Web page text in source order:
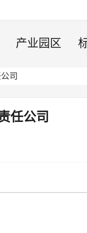
产业园区
司
任公司